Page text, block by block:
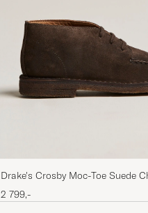
Drake's Crosby Moc-Toe Suede
Dark Brown
2 799,-